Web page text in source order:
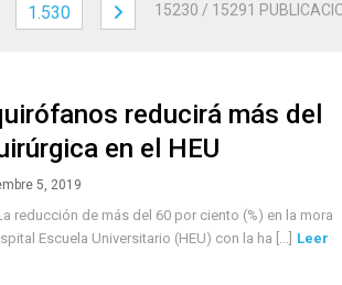
1.530 15230 / 15291
reducirá más del
en el HEU
5, 2019
reducción de más del 60 por ciento (%) en la mora
Escuela Universitario (HEU) con la ha [...]
Leer